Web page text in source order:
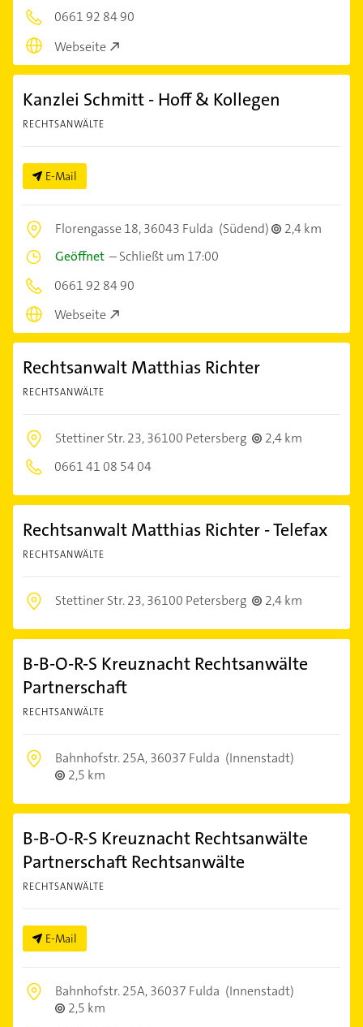
0661 92 84 90
Webseite
Kanzlei Schmitt - Hoff & Kollegen
RECHTSANWÄLTE
E-Mail
Florengasse 18,36043 Fulda (Südend)
2,4 km
Geöffnet –Schließt um 17:00
0661 92 84 90
Webseite
Rechtsanwalt Matthias Richter
RECHTSANWÄLTE
Stettiner Str. 23,36100 Petersberg
2,4 km
0661 41 08 54 04
Rechtsanwalt Matthias Richter - Telefax
RECHTSANWÄLTE
Stettiner Str. 23,36100 Petersberg 2,4 km
B-B-O-R-S Kreuznacht Rechtsanwälte
Partnerschaft
RECHTSANWÄLTE
Bahnhofstr. 25A,36037 Fulda (Innenstadt)
2,5 km
B-B-O-R-S Kreuznacht Rechtsanwälte
Partnerschaft Rechtsanwälte
RECHTSANWÄLTE
E-Mail
Bahnhofstr. 25A,36037 Fulda (Innenstadt)
2,5 km